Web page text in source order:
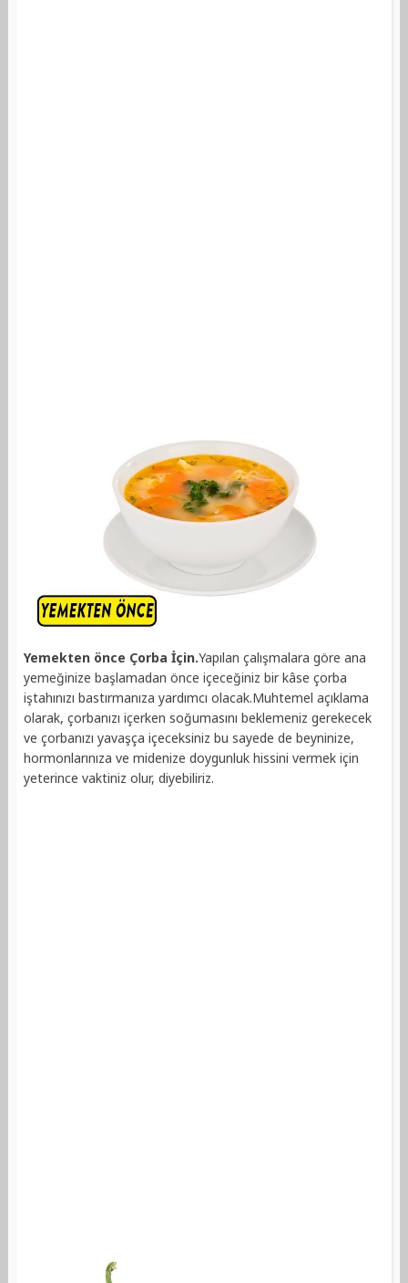
Yemekten önce Çorba İçin.Yapılan çalışmalara göre ana
yemeğinize başlamadan önce içeceğiniz bir kâse çorba
iştahınızı bastırmanıza yardımcı olacak.Muhtemel açıklama
olarak, çorbanızı içerken soğumasını beklemeniz gerekecek
ve çorbanızı yavaşça içeceksiniz bu sayede de beyninize,
hormonlarınıza ve midenize doygunluk hissini vermek için
yeterince vaktiniz olur, diyebiliriz.